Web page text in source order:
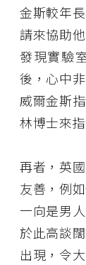
金斯較年
請來協助
發現實驗
後，心中
威爾金斯
林博士來
再者，英
友善，例
一向是男
於此高談
出現，令